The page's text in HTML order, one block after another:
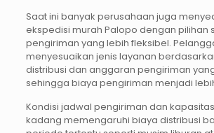
Saat ini banyak perusahaan juga
ekspedisi murah Palopo dengan pilihan
pengiriman yang lebih fleksibel.
menyesuaikan jenis layanan
distribusi dan anggaran pengiriman
sehingga biaya pengiriman menjadi
Kondisi jadwal pengiriman dan
kadang memengaruhi biaya distribusi